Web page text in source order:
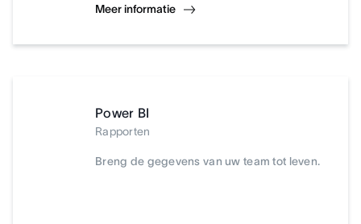
Meer informatie
Power BI
Rapporten
Breng de gegevens van uw team tot leven.